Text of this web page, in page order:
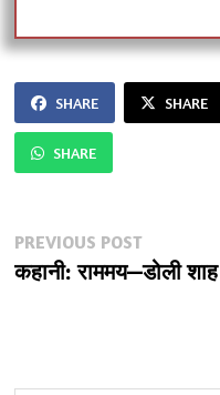
SHARE SHARE
SHARE
Post
navigation
PREVIOUS POSTPrevious
post:
कहानी: राममय—डोली शाह